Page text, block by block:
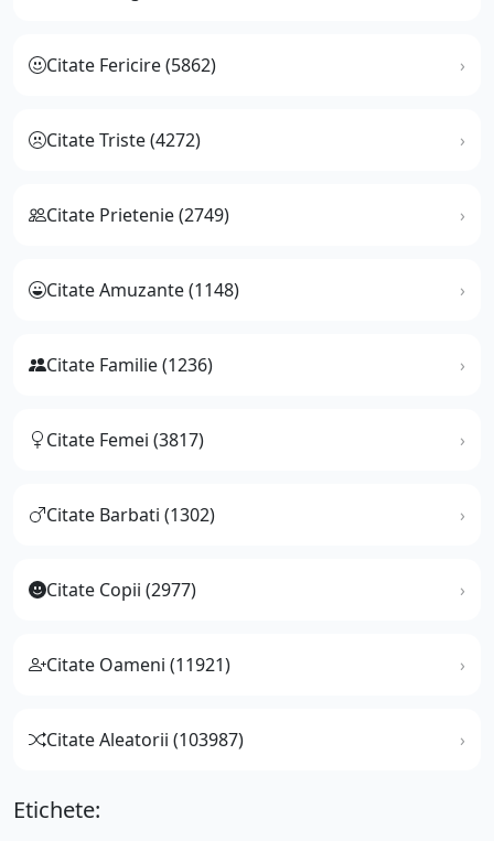
Citate Fericire (5862)
Citate Triste (4272)
Citate Prietenie (2749)
Citate Amuzante (1148)
Citate Familie (1236)
Citate Femei (3817)
Citate Barbati (1302)
Citate Copii (2977)
Citate Oameni (11921)
Citate Aleatorii (103987)
Etichete: